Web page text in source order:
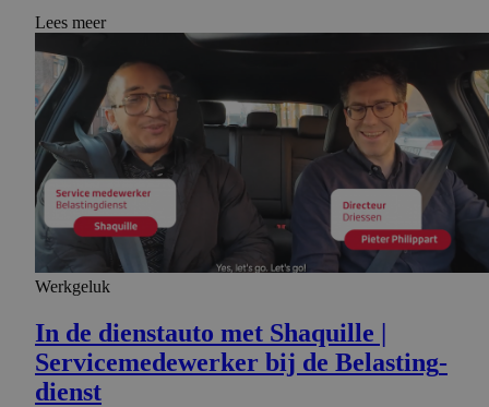
Lees meer
Werkgeluk
In de dienstauto met Shaquille |
Serviceme­de­werker bij de Belasting­
dienst